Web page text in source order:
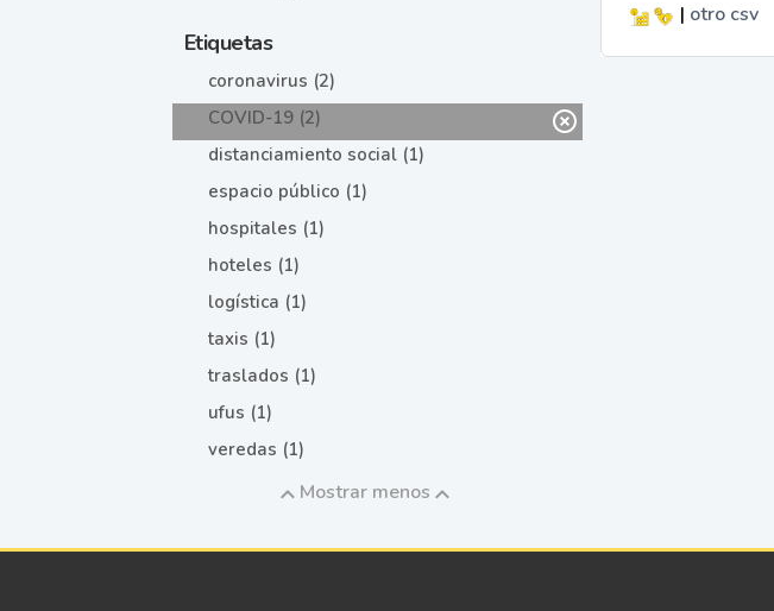
Etiquetas
coronavirus (2)
COVID-19 (2)
distanciamiento social (1)
espacio público (1)
hospitales (1)
hoteles (1)
logística (1)
taxis (1)
traslados (1)
ufus (1)
veredas (1)
Mostrar menos
| otro csv